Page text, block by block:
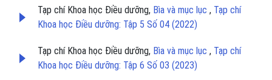
Tạp chí Khoa học Điều dưỡng, Bìa và mục lục , Tạp chí
Khoa học Điều dưỡng: Tập 5 Số 04 (2022)
Tạp chí Khoa học Điều dưỡng, Bìa và mục lục , Tạp chí
Khoa học Điều dưỡng: Tập 6 Số 03 (2023)